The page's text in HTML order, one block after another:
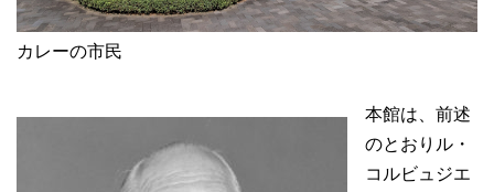
カレーの市民
本館は、前述
のとおりル・
コルビュジエ